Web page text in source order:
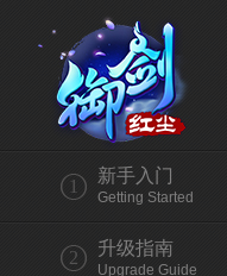
新手入门
Getting Started
1
升级指南
Upgrade Guide
2